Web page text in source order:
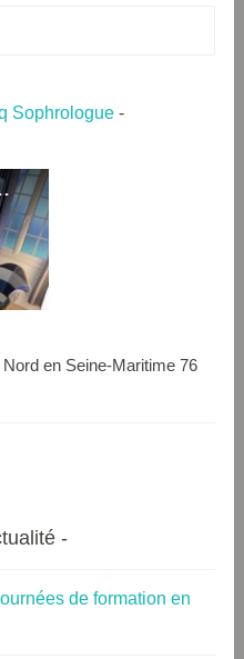
Sophrologue-
en Seine-Maritime 76
de formation en